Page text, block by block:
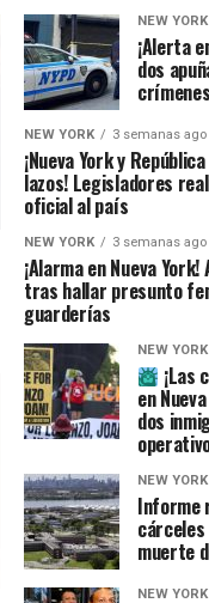
NEW YORK
¡Alerta
dos
NEW YORK 3 semanas ago
¡Nueva York y
lazos! Legisladores
oficial al país
NEW YORK 3 semanas ago
¡Alarma en Nueva
tras hallar presunto
guarderías
NEW YORK
¡Las
en
dos
NEW YORK
Informe
cárceles
muerte
NEW YORK